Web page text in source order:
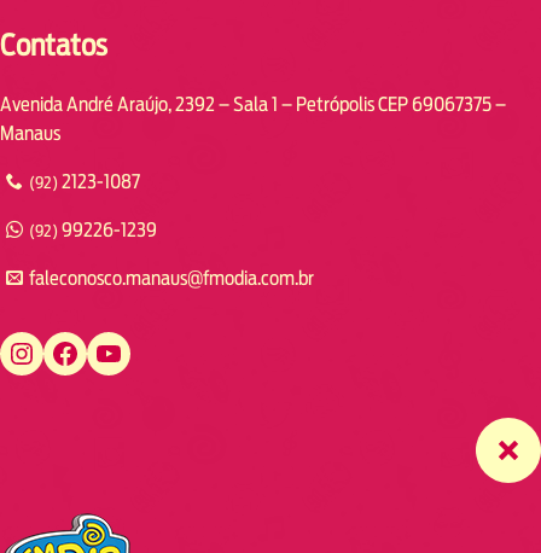
Contatos
Avenida André Araújo, 2392 – Sala 1 – Petrópolis CEP 69067375 –
Manaus
(92) 2123-1087
(92) 99226-1239
faleconosco.manaus@fmodia.com.br
https://www.instagram.com/fmodiamanaus/ https://www.facebook.com/fmodiamanaus https://www.youtube.com/user/radiofmodia